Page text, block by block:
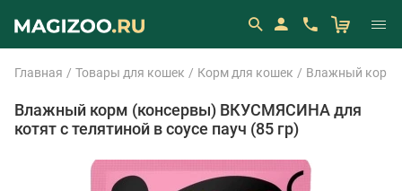
Главная Товары для кошек Корм для кошек Влажный корм
Влажный корм (консервы) ВКУСМЯСИНА для
котят с телятиной в соусе пауч (85 гр)